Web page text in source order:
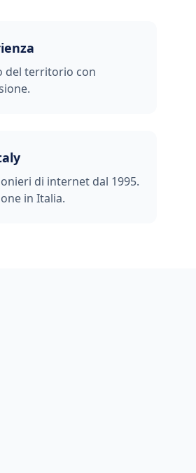
del territorio con
di internet dal 1995.
in Italia.